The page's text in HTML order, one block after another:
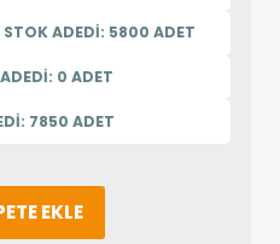
ADEDİ: 5800 ADET
0 ADET
7850 ADET
EKLE